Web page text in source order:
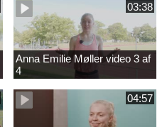
03:38
Anna Emilie Møller video 3 af
4
04:57